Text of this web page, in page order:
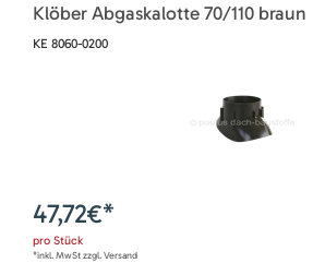
Klöber Abgaskalotte 70/110 braun
KE 8060-0200
47,72€*
pro Stück
*inkl. MwSt zzgl. Versand